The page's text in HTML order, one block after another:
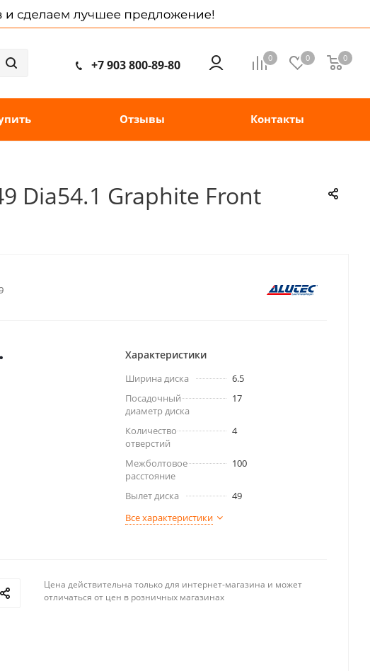
0 0 0
+7 903 800-89-80
Отзывы Контакты
Dia54.1 Graphite Front
Характеристики
Ширина диска
6.5
Посадочный
диаметр диска
17
Количество
отверстий
4
Межболтовое
расстояние
100
Вылет диска
49
Все характеристики
Цена действительна только для интернет-магазина и может
отличаться от цен в розничных магазинах